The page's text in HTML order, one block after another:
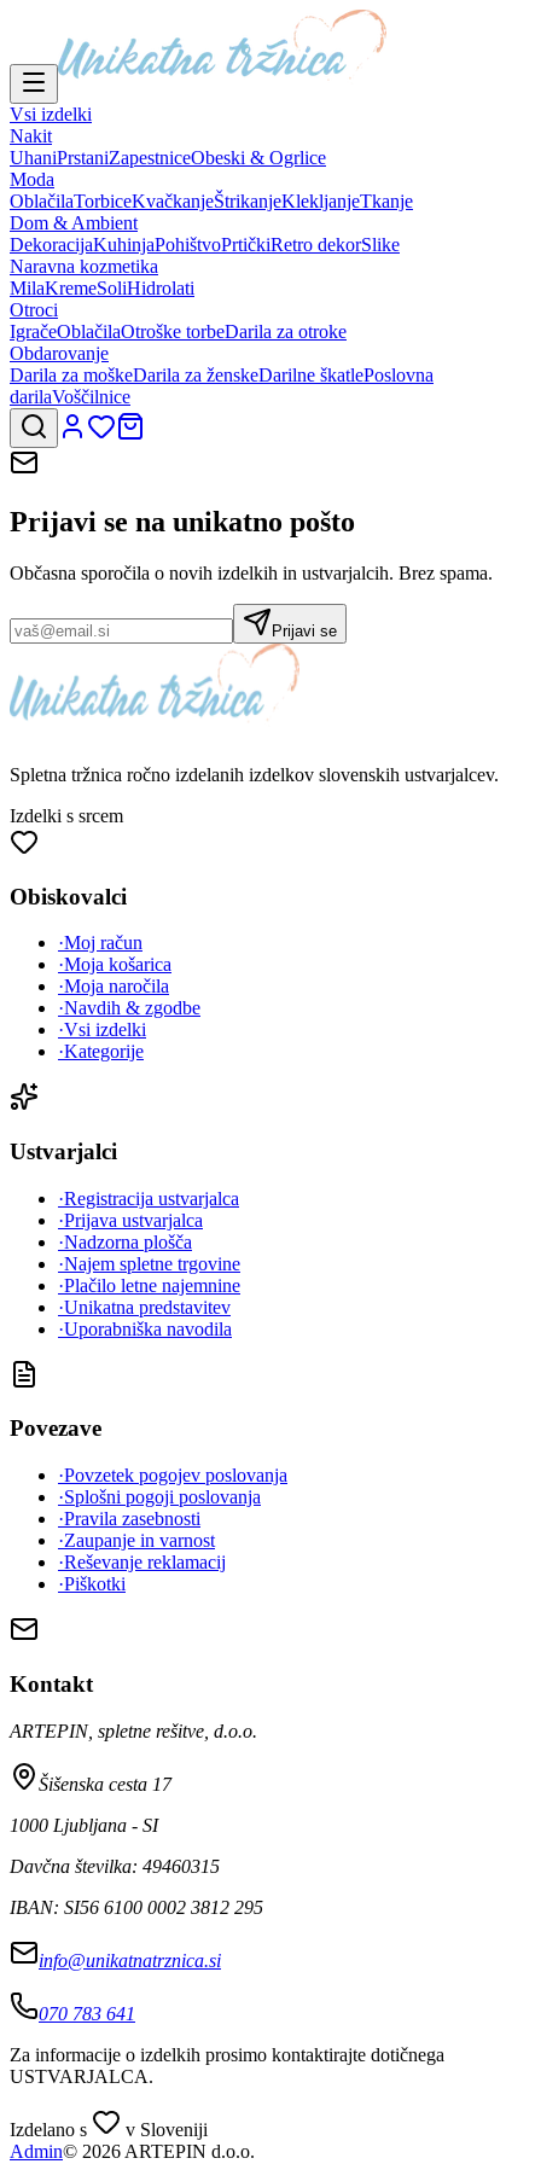
Vsi izdelki
Nakit
UhaniPrstaniZapestniceObeski & Ogrlice
Moda
OblačilaTorbiceKvačkanjeŠtrikanjeKlekljanjeTkanje
Dom & Ambient
DekoracijaKuhinjaPohištvoPrtičkiRetro dekorSlike
Naravna kozmetika
MilaKremeSoliHidrolati
Otroci
IgračeOblačilaOtroške torbeDarila za otroke
Obdarovanje
Darila za moškeDarila za ženskeDarilne škatlePoslovna
darilaVoščilnice
Prijavi se na unikatno pošto
Občasna sporočila o novih izdelkih in ustvarjalcih. Brez spama.
Prijavi se
Spletna tržnica ročno izdelanih izdelkov slovenskih ustvarjalcev.
Izdelki s srcem
Obiskovalci
·Moj račun
·Moja košarica
·Moja naročila
·Navdih & zgodbe
·Vsi izdelki
·Kategorije
Ustvarjalci
·Registracija ustvarjalca
·Prijava ustvarjalca
·Nadzorna plošča
·Najem spletne trgovine
·Plačilo letne najemnine
·Unikatna predstavitev
·Uporabniška navodila
Povezave
·Povzetek pogojev poslovanja
·Splošni pogoji poslovanja
·Pravila zasebnosti
·Zaupanje in varnost
·Reševanje reklamacij
·Piškotki
Kontakt
ARTEPIN, spletne rešitve, d.o.o.
Šišenska cesta 17
1000 Ljubljana - SI
Davčna številka: 49460315
IBAN: SI56 6100 0002 3812 295
info@unikatnatrznica.si
070 783 641
Za informacije o izdelkih prosimo kontaktirajte dotičnega
USTVARJALCA.
Izdelano s
v Sloveniji
Admin© 2026 ARTEPIN d.o.o.